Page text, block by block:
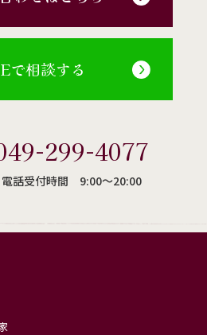
で相談する
299-4077
電話受付時間 9:00〜20:00